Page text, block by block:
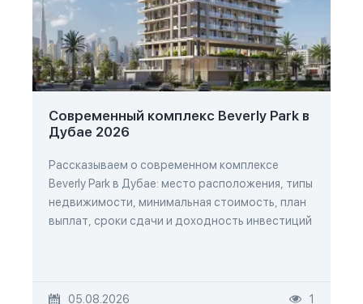
Современный комплекс Beverly Park в
Дубае 2026
Рассказываем о современном комплексе
Beverly Park в Дубае: место расположения, типы
недвижимости, минимальная стоимость, план
выплат, сроки сдачи и доходность инвестиций
05.08.2026 1